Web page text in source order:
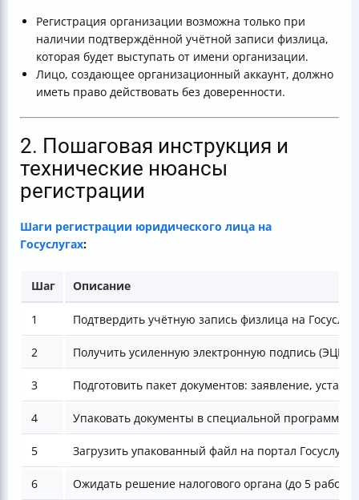
Регистрация организации возможна только при
наличии подтверждённой учётной записи физлица,
которая будет выступать от имени организации.
Лицо, создающее организационный аккаунт, должно
иметь право действовать без доверенности.
2. Пошаговая инструкция и
технические нюансы
регистрации
Шаги регистрации юридического лица на
Госуслугах:
Шаг Описание
1 Подтвердить учётную запись физлица на
2 Получить усиленную электронную подпись (ЭЦП)
3 Подготовить пакет документов: заявление,
4 Упаковать документы в специальной программе
5 Загрузить упакованный файл на портал
6 Ожидать решение налогового органа (до 5